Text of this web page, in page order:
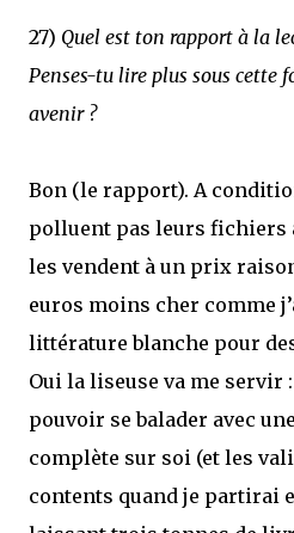
27) Quel est ton rapport à la
Penses-tu lire plus sous cette
avenir ?
Bon (le rapport). A
polluent pas leurs fichiers
les vendent à un prix
euros moins cher comme
littérature blanche pour
Oui la liseuse va me servir :
pouvoir se balader avec
complète sur soi (et les
contents quand je partirai